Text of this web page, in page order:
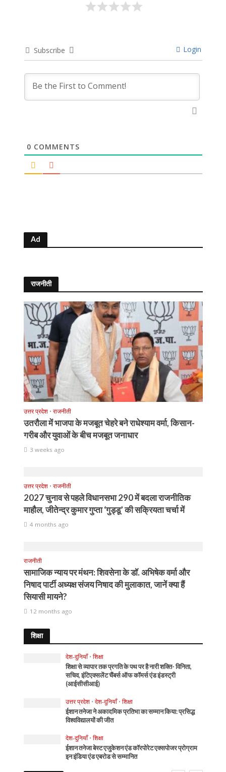
Subscribe Login
0 COMMENTS
Ad
राजनीती
उत्तर प्रदेश • राजनीती
उतरौला में भाजपा के मजबूत चेहरे बने राधेश्याम वर्मा, किसान-
गरीब और युवाओं के बीच मजबूत जनाधार
3 weeks ago
उत्तर प्रदेश • राजनीती
2027 चुनाव से पहले विधानसभा 290 में बदला राजनीतिक
माहौल, जीतेन्द्र कुमार गुप्ता ‘गुड्डू’ की सक्रियता चर्चा में
4 months ago
राजनीती
सामाजिक न्याय पर मंथन: शिवसेना के डॉ. अभिषेक वर्मा और
निषाद पार्टी अध्यक्ष संजय निषाद की मुलाकात, जानें क्या हैं
सियासी मायने?
12 months ago
शिक्षा
देश-दुनियाँ • शिक्षा
शिक्षा से व्यापार तक प्रगति के पथ पर है नारी शक्ति- विनिता,
सचिव, इंटिएक्सलेंट चैंबर्स ऑफ कॉमर्स एंड इंडस्ट्री
(आईसीसीआई)
उत्तर प्रदेश • देश-दुनियाँ • शिक्षा
ईशान तनेजा ने अकादमिक प्रतिभा का सम्मान किया: प्रसिद्ध
विश्वविद्यालयों की जीत
देश-दुनियाँ • शिक्षा
ईशान तनेजा बेस्ट एजुकेशन एंड कॉरपोरेट एक्सपोजर प्रोग्राम
इन इंडिया एंड एबरोड से सम्मानित